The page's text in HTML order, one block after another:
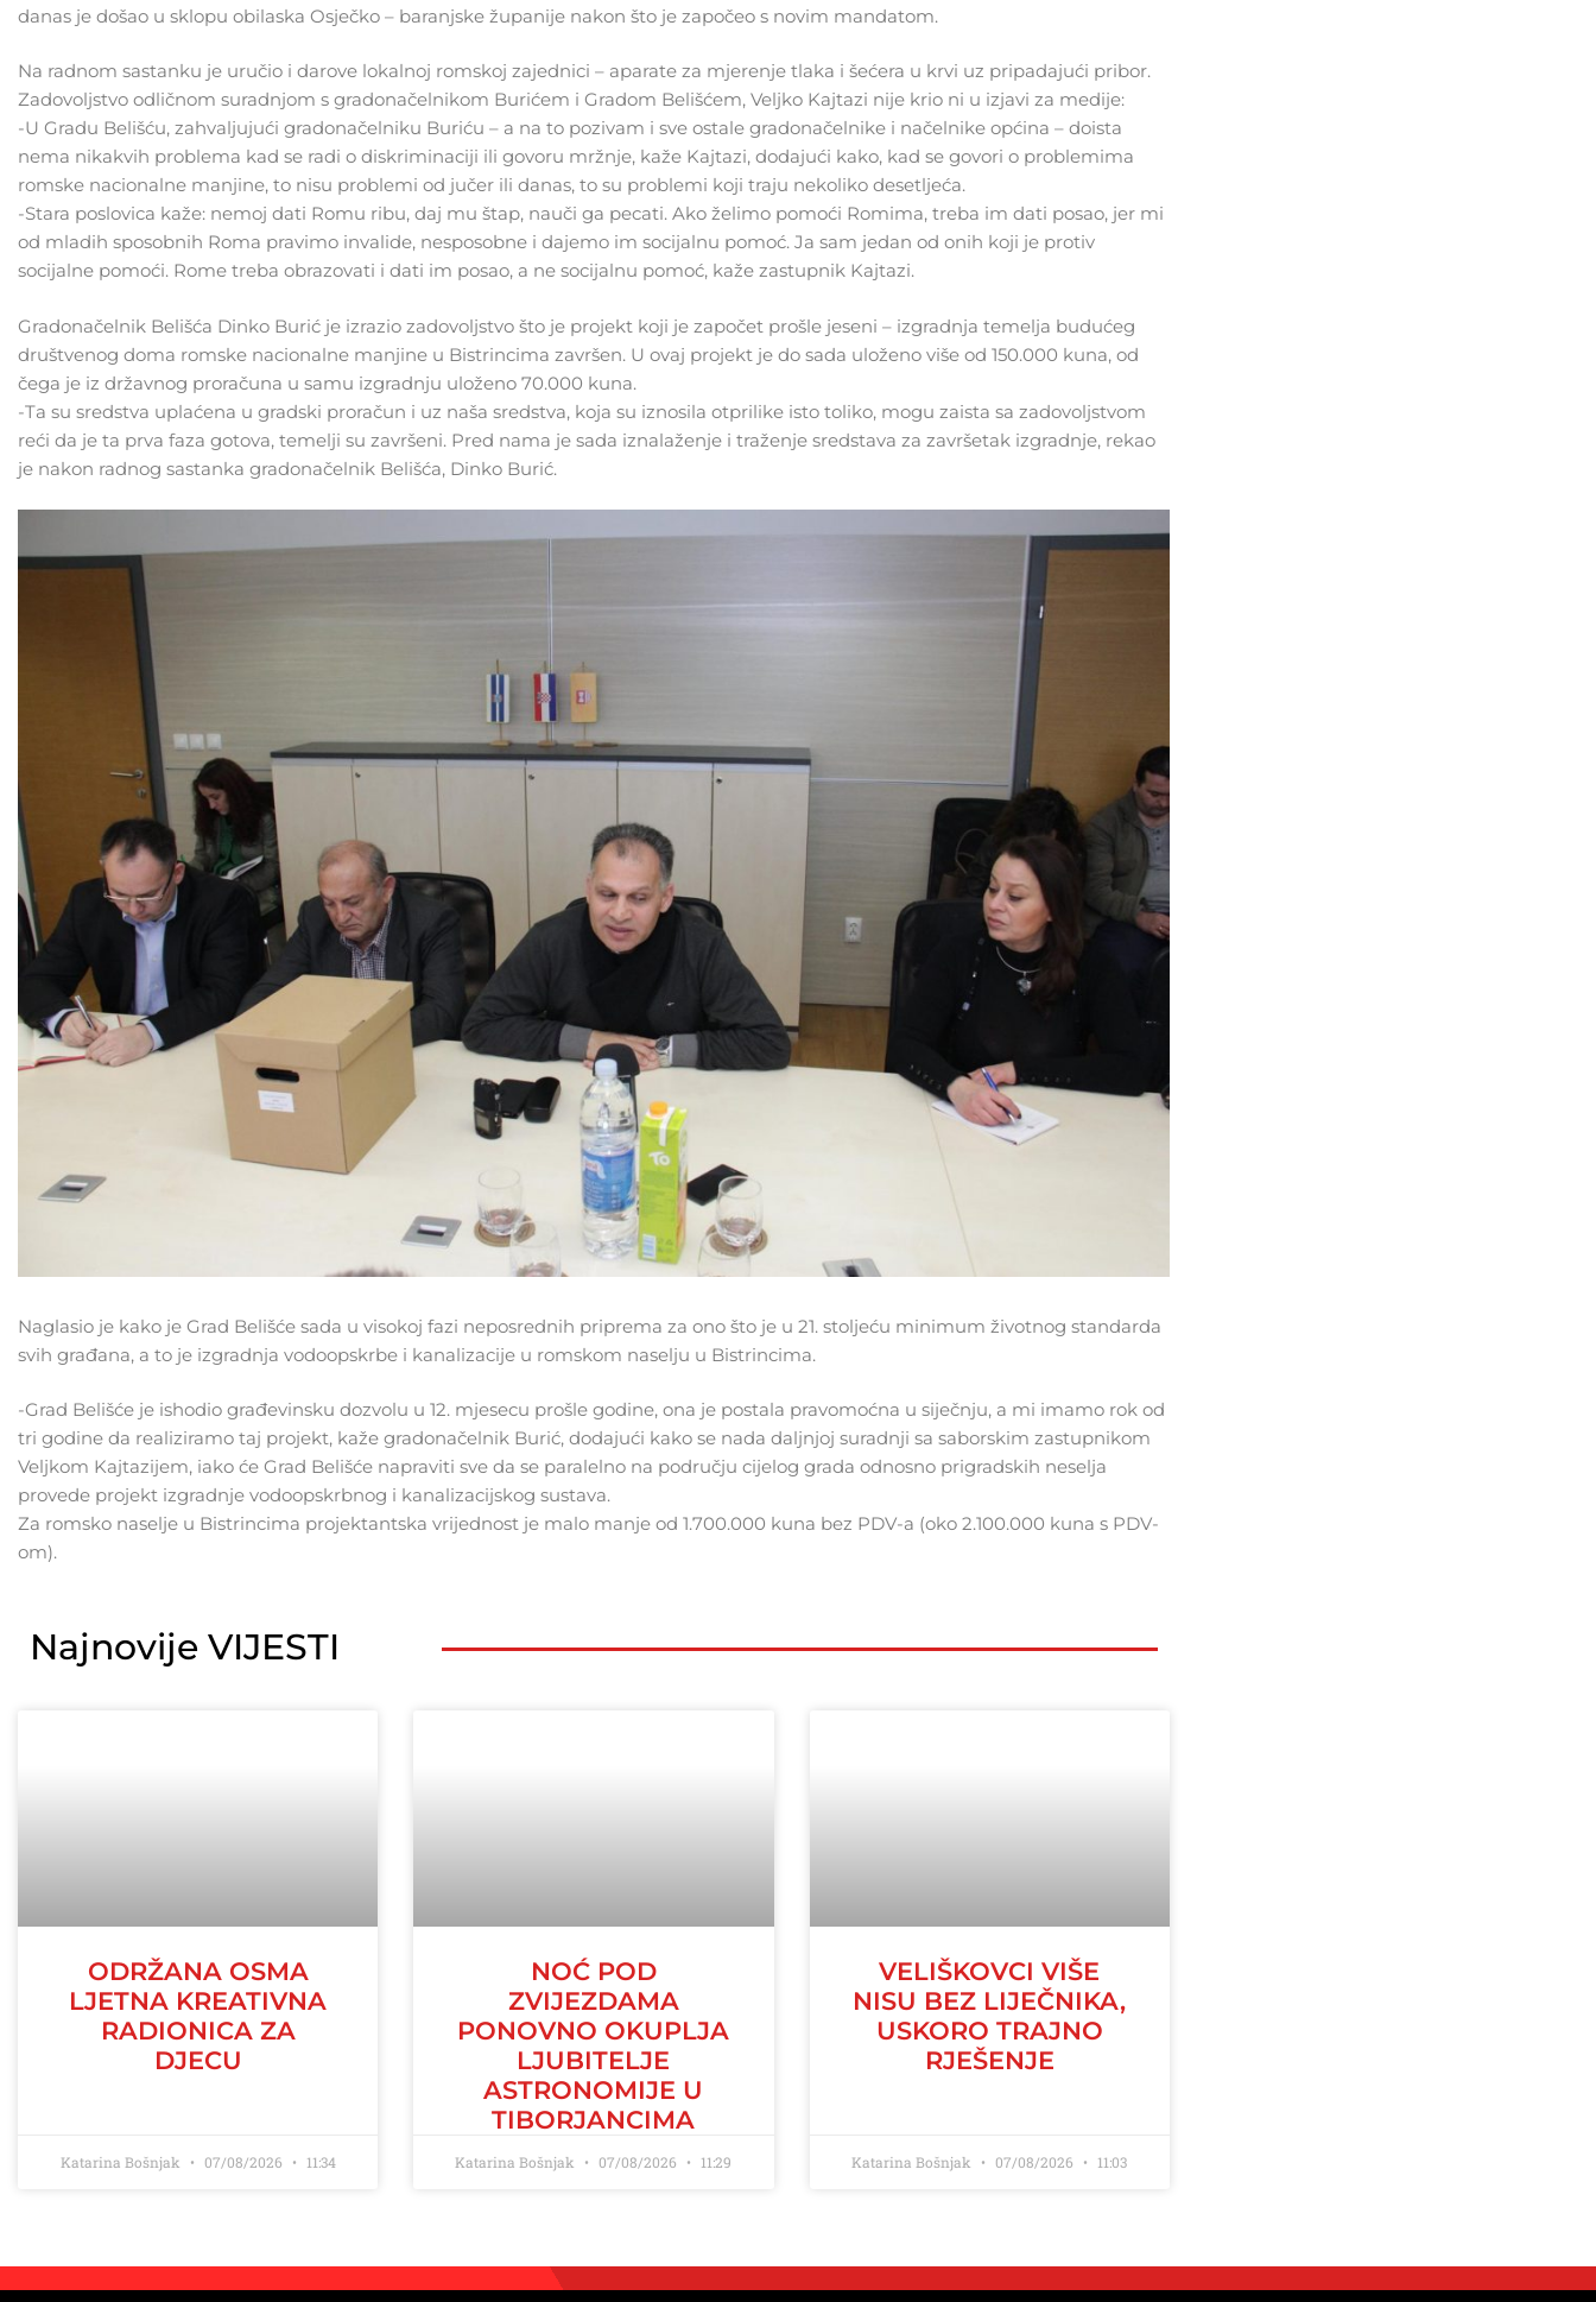
danas je došao u sklopu obilaska Osječko – baranjske županije nakon što je započeo s novim mandatom.
Na radnom sastanku je uručio i darove lokalnoj romskoj zajednici – aparate za mjerenje tlaka i šećera u krvi uz pripadajući pribor.
Zadovoljstvo odličnom suradnjom s gradonačelnikom Burićem i Gradom Belišćem, Veljko Kajtazi nije krio ni u izjavi za medije:
-U Gradu Belišću, zahvaljujući gradonačelniku Buriću – a na to pozivam i sve ostale gradonačelnike i načelnike općina – doista
nema nikakvih problema kad se radi o diskriminaciji ili govoru mržnje, kaže Kajtazi, dodajući kako, kad se govori o problemima
romske nacionalne manjine, to nisu problemi od jučer ili danas, to su problemi koji traju nekoliko desetljeća.
-Stara poslovica kaže: nemoj dati Romu ribu, daj mu štap, nauči ga pecati. Ako želimo pomoći Romima, treba im dati posao, jer mi
od mladih sposobnih Roma pravimo invalide, nesposobne i dajemo im socijalnu pomoć. Ja sam jedan od onih koji je protiv
socijalne pomoći. Rome treba obrazovati i dati im posao, a ne socijalnu pomoć, kaže zastupnik Kajtazi.
Gradonačelnik Belišća Dinko Burić je izrazio zadovoljstvo što je projekt koji je započet prošle jeseni – izgradnja temelja budućeg
društvenog doma romske nacionalne manjine u Bistrincima završen. U ovaj projekt je do sada uloženo više od 150.000 kuna, od
čega je iz državnog proračuna u samu izgradnju uloženo 70.000 kuna.
-Ta su sredstva uplaćena u gradski proračun i uz naša sredstva, koja su iznosila otprilike isto toliko, mogu zaista sa zadovoljstvom
reći da je ta prva faza gotova, temelji su završeni. Pred nama je sada iznalaženje i traženje sredstava za završetak izgradnje, rekao
je nakon radnog sastanka gradonačelnik Belišća, Dinko Burić.
Naglasio je kako je Grad Belišće sada u visokoj fazi neposrednih priprema za ono što je u 21. stoljeću minimum životnog standarda
svih građana, a to je izgradnja vodoopskrbe i kanalizacije u romskom naselju u Bistrincima.
-Grad Belišće je ishodio građevinsku dozvolu u 12. mjesecu prošle godine, ona je postala pravomoćna u siječnju, a mi imamo rok od
tri godine da realiziramo taj projekt, kaže gradonačelnik Burić, dodajući kako se nada daljnjoj suradnji sa saborskim zastupnikom
Veljkom Kajtazijem, iako će Grad Belišće napraviti sve da se paralelno na području cijelog grada odnosno prigradskih neselja
provede projekt izgradnje vodoopskrbnog i kanalizacijskog sustava.
Za romsko naselje u Bistrincima projektantska vrijednost je malo manje od 1.700.000 kuna bez PDV-a (oko 2.100.000 kuna s PDV-
om).
Najnovije VIJESTI
ODRŽANA OSMA
LJETNA KREATIVNA
RADIONICA ZA
DJECU
Katarina Bošnjak 07/08/2026 11:34
NOĆ POD
ZVIJEZDAMA
PONOVNO OKUPLJA
LJUBITELJE
ASTRONOMIJE U
TIBORJANCIMA
Katarina Bošnjak 07/08/2026 11:29
VELIŠKOVCI VIŠE
NISU BEZ LIJEČNIKA,
USKORO TRAJNO
RJEŠENJE
Katarina Bošnjak 07/08/2026 11:03